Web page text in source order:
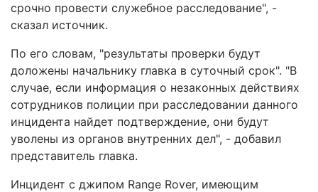
срочно провести служебное расследование", -
сказал источник.
По его словам, "результаты проверки будут
доложены начальнику главка в суточный срок". "В
случае, если информация о незаконных действиях
сотрудников полиции при расследовании данного
инцидента найдет подтверждение, они будут
уволены из органов внутренних дел", - добавил
представитель главка.
Инцидент с джипом Range Rover, имеющим